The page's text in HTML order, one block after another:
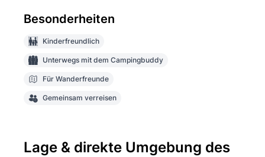
Besonderheiten
Kinderfreundlich
Unterwegs mit dem Campingbuddy
Für Wanderfreunde
Gemeinsam verreisen
Lage & direkte Umgebung des